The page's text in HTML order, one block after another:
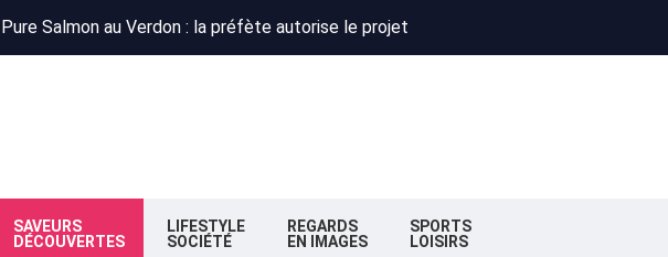
Incendies en Gironde : Obispo, Zazie et Renaud réunis pour un concert caritatif à Floirac
Stationnement à Bordeaux : la nouvelle majorité change de cap
SAVEURS
DÉCOUVERTES
LIFESTYLE
SOCIÉTÉ
REGARDS
EN IMAGES
SPORTS
LOISIRS